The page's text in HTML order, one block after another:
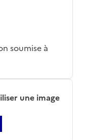
soumise à
une image